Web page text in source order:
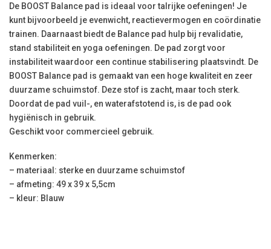
De BOOST Balance pad is ideaal voor talrijke oefeningen! Je
kunt bijvoorbeeld je evenwicht, reactievermogen en coördinatie
trainen. Daarnaast biedt de Balance pad hulp bij revalidatie,
stand stabiliteit en yoga oefeningen. De pad zorgt voor
instabiliteit waardoor een continue stabilisering plaatsvindt. De
BOOST Balance pad is gemaakt van een hoge kwaliteit en zeer
duurzame schuimstof. Deze stof is zacht, maar toch sterk.
Doordat de pad vuil-, en waterafstotend is, is de pad ook
hygiënisch in gebruik.
Geschikt voor commercieel gebruik.
Kenmerken:
– materiaal: sterke en duurzame schuimstof
– afmeting: 49 x 39 x 5,5cm
– kleur: Blauw